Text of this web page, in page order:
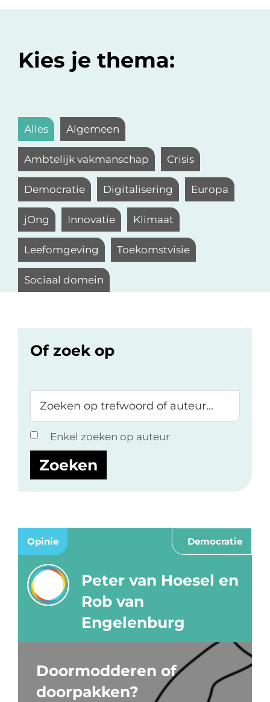
Kies je thema:
Alles Algemeen
Ambtelijk vakmanschap Crisis
Democratie Digitalisering Europa
jOng Innovatie Klimaat
Leefomgeving Toekomstvisie
Sociaal domein
Of zoek op
op
trefwoord
of
auteur...
Enkel zoeken op auteur
Opinie Democratie
Peter van Hoesel en
Rob van
Engelenburg
Doormodderen of
doorpakken?